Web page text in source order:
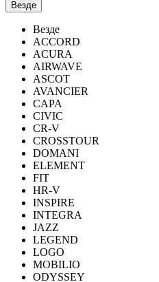
Везде
Везде
ACCORD
ACURA
AIRWAVE
ASCOT
AVANCIER
CAPA
CIVIC
CR-V
CROSSTOUR
DOMANI
ELEMENT
FIT
HR-V
INSPIRE
INTEGRA
JAZZ
LEGEND
LOGO
MOBILIO
ODYSSEY